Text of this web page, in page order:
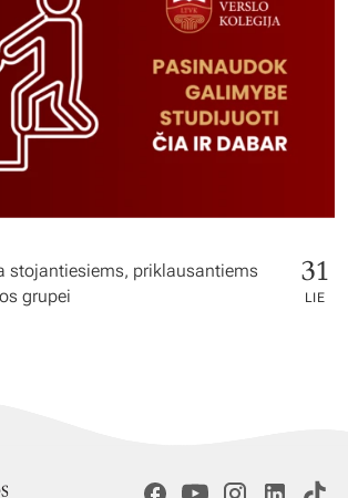
stojantiesiems, priklausantiems
grupei
31
LIE